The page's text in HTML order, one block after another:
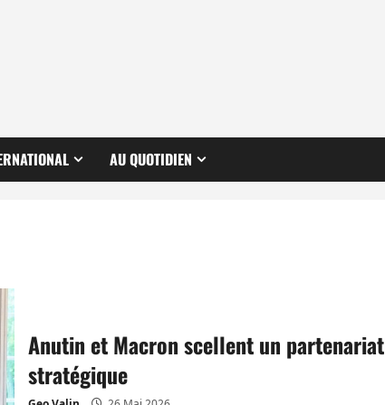
AU QUOTIDIEN
Anutin et Macron scellent un partenariat
stratégique